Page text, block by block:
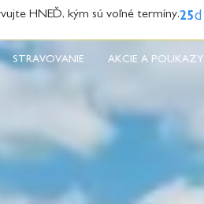
HNEĎ, kým sú voľné termíny.25d
STRAVOVANIE AKCIE A POUKAZY